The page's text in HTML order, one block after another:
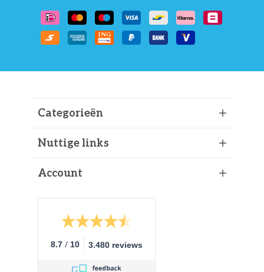
Categorieën
Nuttige links
Account
8.7 / 10 3.480 reviews